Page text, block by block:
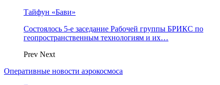
Тайфун «Бави»
Состоялось 5-е заседание Рабочей группы БРИКС по
геопространственным технологиям и их…
Prev Next
Оперативные новости аэрокосмоса